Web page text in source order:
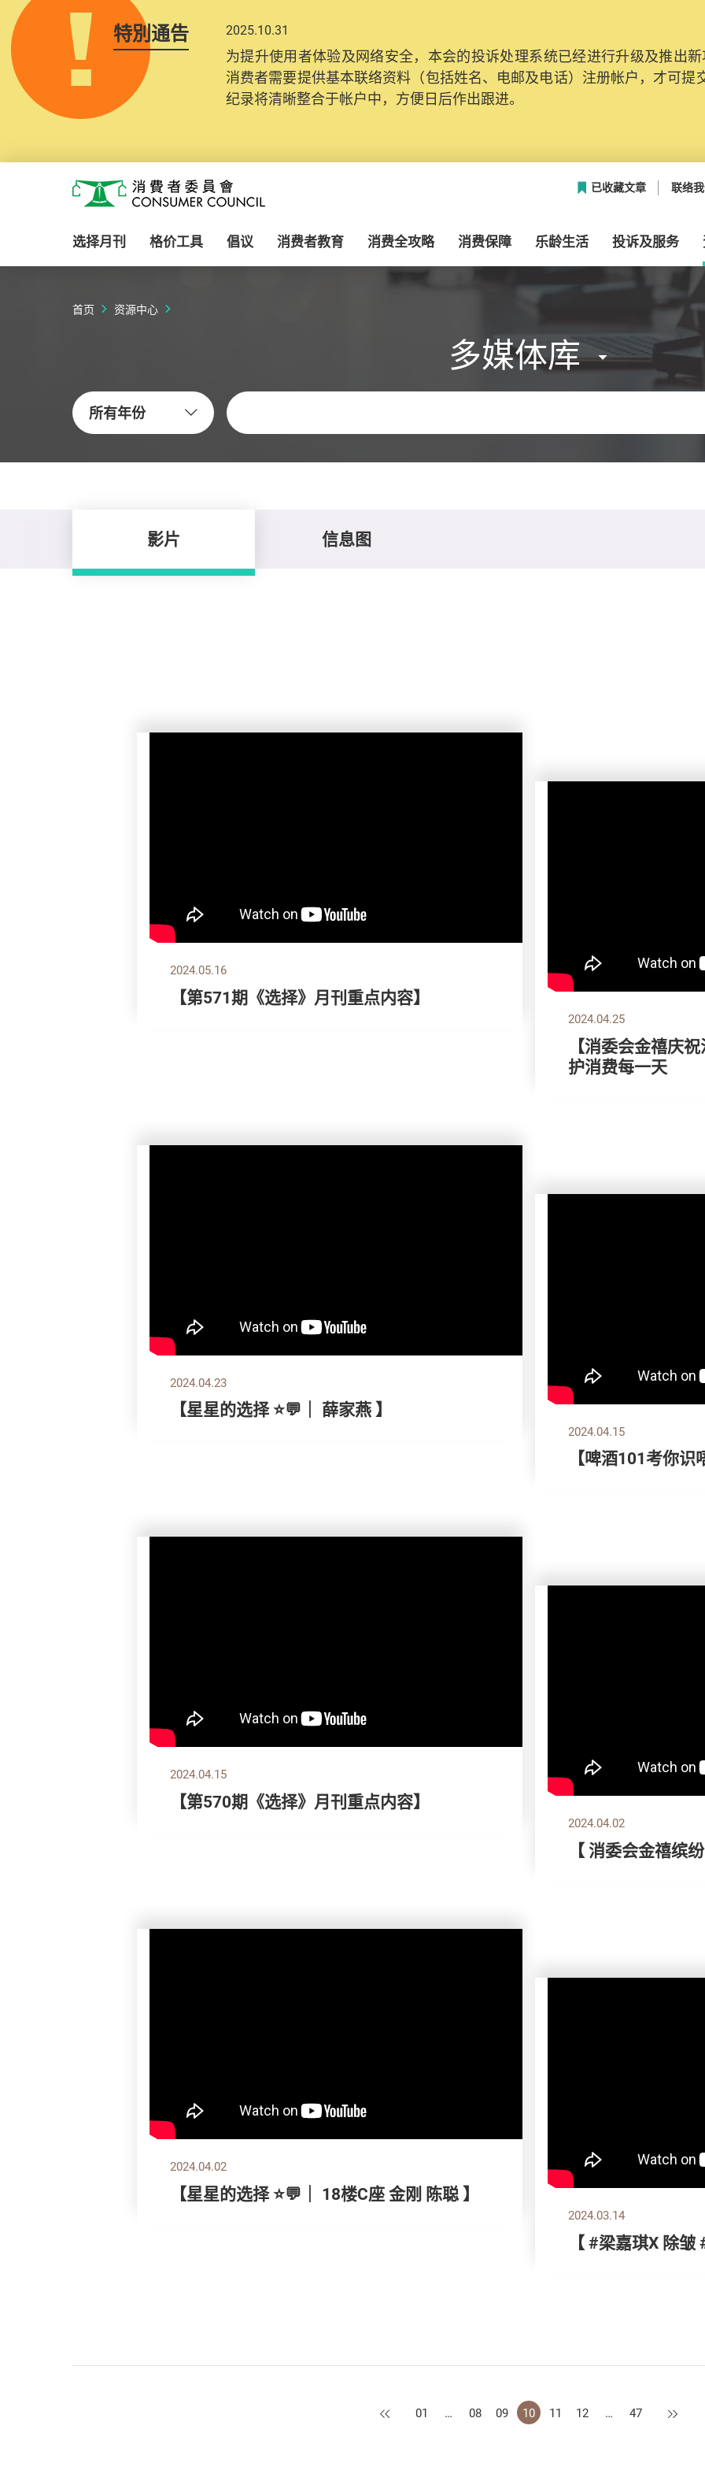
特別通告 2025.10.31
为提升使用者体验及网络安全，本会的投诉处理系统已经进行升级及推出
消费者需要提供基本联络资料（包括姓名、电邮及电话）注册帐户，才可提
纪录将清晰整合于帐户中，方便日后作出跟进。
消费者委员会
已收藏文章 联络
选择月刊 格价工具 倡议 消费者教育 消费全攻略 消费保障 乐龄生活 投诉及服务
首页 资源中心
多媒体库
所有年份
关键字
影片 信息图
2024.05.16
【第571期《选择》月刊重点内容】
2024.04.25
【消委会金禧庆
护消费每一天
2024.04.23
【星星的选择 ⭐💬｜ 薛家燕 】
2024.04.15
【啤酒101考你识
2024.04.15
【第570期《选择》月刊重点内容】
2024.04.02
【 消委会金禧缤
2024.04.02
【星星的选择 ⭐💬｜ 18楼C座 金刚 陈聪 】
2024.03.14
【 #梁嘉琪X 除
上一页
01 … 08 09 10 11 12 … 47 下一页